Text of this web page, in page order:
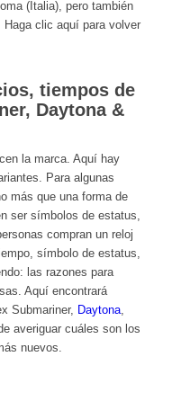
(Italia), pero también
clic aquí para volver
tiempos de
Daytona &
la marca. Aquí hay
Para algunas
más que una forma de
ser símbolos de estatus,
compran un reloj
símbolo de estatus,
las razones para
Aquí encontrará
Submariner, Daytona,
averiguar cuáles son los
nuevos.